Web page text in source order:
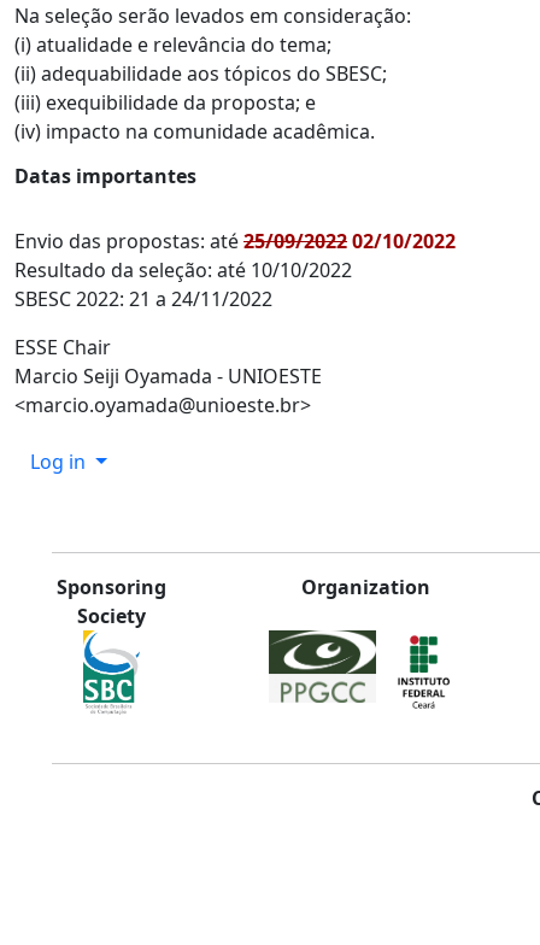
Na seleção serão levados em consideração:
(i) atualidade e relevância do tema;
(ii) adequabilidade aos tópicos do SBESC;
(iii) exequibilidade da proposta; e
(iv) impacto na comunidade acadêmica.
Datas importantes
Envio das propostas: até25/09/202202/10/2022
Resultado da seleção: até 10/10/2022
SBESC 2022: 21 a 24/11/2022
ESSE Chair
Marcio Seiji Oyamada - UNIOESTE
<marcio.oyamada@unioeste.br>
Log in
Sponsoring
Society
Organization